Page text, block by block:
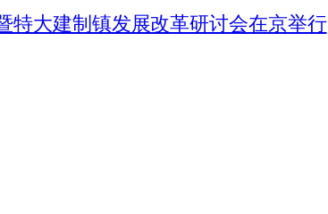
特大建制镇发展改革研讨会在京举行